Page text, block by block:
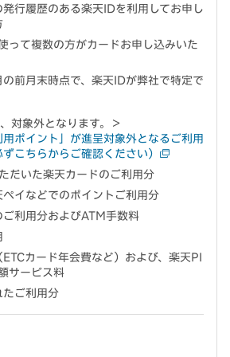
行履歴のある楽天IDを利用してお申し
って複数の方がカードお申し込みいた
の前月末時点で、楽天IDが弊社で特定で
対象外となります。＞
用ポイント」が進呈対象外となるご利用
こちらからご確認ください）
だいた楽天カードのご利用分
イなどでのポイントご利用分
ご利用分およびATM手数料
カード年会費など）および、楽天PI
サービス料
たご利用分